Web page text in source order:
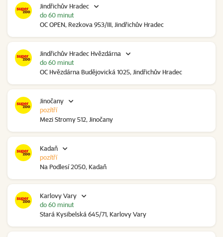
Jindřichův Hradec
OC OPEN, Rezkova 953/III, Jindřichův Hradec
do 60 minut
Jindřichův Hradec Hvězdárna
OC Hvězdárna Budějovická 1025, Jindřichův Hradec
do 60 minut
Jinočany
Mezi Stromy 512, Jinočany
pozítří
Kadaň
Na Podlesí 2050, Kadaň
pozítří
Karlovy Vary
Stará Kysibelská 645/71, Karlovy Vary
do 60 minut